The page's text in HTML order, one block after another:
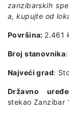
zanzibarskih
a, kupujte od
Površina: 2.461
Broj stanovnika
Najveći grad:
Državno
stekao Zanzibar